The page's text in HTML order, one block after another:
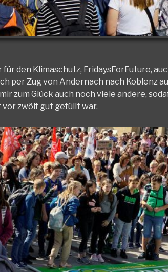
den Klimaschutz, FridaysForFuture,
per Zug von Andernach nach Koblenz
zum Glück auch noch viele andere,
zwölf gut gefüllt war.